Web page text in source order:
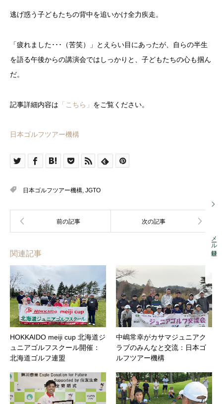
逃げ惑う子どもたちの背中を追いかけ全力疾走。
「疲れました･･･（苦笑）」とえらい目にあったが、自らの半生
を語る午後からの講演会ではしっかりと、子どもたちの心も掴ん
だ。
記事詳細内容は 「こちら」 をご覧ください。
日本ゴルフツアー機構
日本ゴルフツアー機構, JGTO
関連記事
HOKKAIDO meiji cup 北海道ジ
ュニアゴルフスクール開催：
北海道ゴルフ連盟
中嶋常幸がカサマジュニアク
ラブのみんなと交流：日本ゴ
ルフツアー機構
メール登録